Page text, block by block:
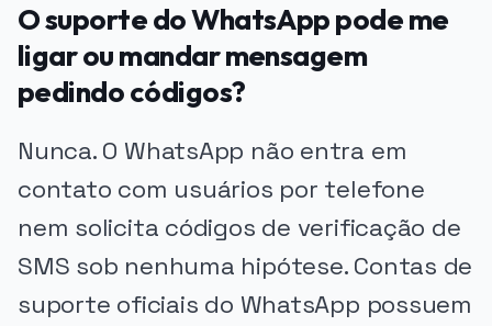
O suporte do WhatsApp pode me
ligar ou mandar mensagem
pedindo códigos?
Nunca. O WhatsApp não entra em
contato com usuários por telefone
nem solicita códigos de verificação de
SMS sob nenhuma hipótese. Contas de
suporte oficiais do WhatsApp possuem